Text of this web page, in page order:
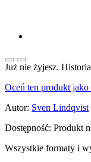
Już nie żyjesz.
Oceń ten produkt
Autor: Sven Lindqvist
Dostępność: Produkt
Wszystkie formaty i